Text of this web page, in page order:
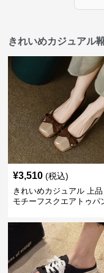
きれいめカジュアル
¥3,510 (税込)
きれいめカジュアル 上
モチーフスクエアトゥパ